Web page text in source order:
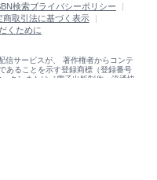
検索プライバシーポリシー
商取引法に基づく表示
くために
信サービスが、 著作権者からコンテ
あることを示す登録商標（登録番号
ク］または［電子出版制作・流通協